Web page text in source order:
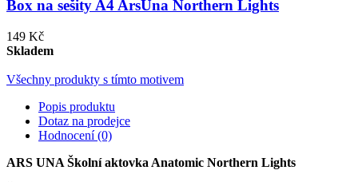
Box na sešity A4 ArsUna Northern Lights
149 Kč
Skladem
Všechny produkty s tímto motivem
Popis produktu
Dotaz na prodejce
Hodnocení (0)
ARS UNA Školní aktovka Anatomic Northern Lights